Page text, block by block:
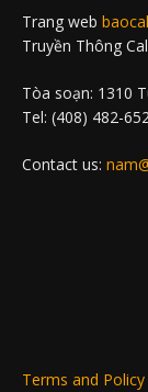
Trang web
Truyền Thông
Tòa soạn: 1310
Tel: (408) 482-
Contact us:
Terms and Policy